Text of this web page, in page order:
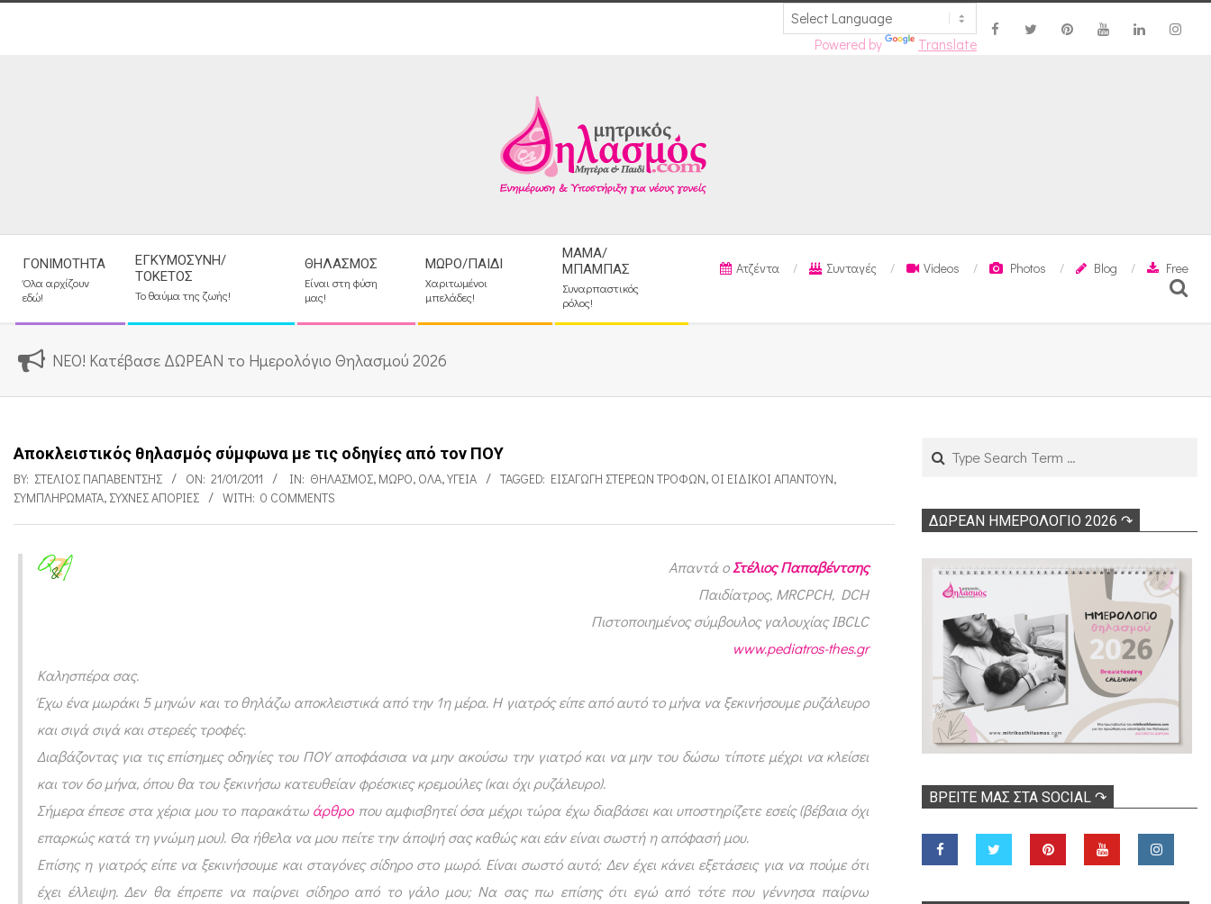
Powered by Translate
Navigation
Menu
ΓΟΝΙΜΌΤΗΤΑ
Όλα αρχίζουν
εδώ!
ΕΓΚΥΜΟΣΎΝΗ/
ΤΟΚΕΤΌΣ
Το θαύμα της ζωής!
ΘΗΛΑΣΜΌΣ
Είναι στη φύση
μας!
ΜΩΡΌ/ΠΑΙΔΊ
Χαριτωμένοι
μπελάδες!
ΜΑΜΆ/
ΜΠΑΜΠΆΣ
Συναρπαστικός
ρόλος!
Ατζέντα Συνταγές Videos Photos Blog
Free
Search
ΝΕΟ! Κατέβασε ΔΩΡΕΑΝ το Ημερολόγιο Θηλασμού 2026
Αποκλειστικός θηλασμός σύμφωνα με τις οδηγίες από τον ΠΟΥ
BY: ΣΤΈΛΙΟΣ ΠΑΠΑΒΈΝΤΣΗΣ ON: 21/01/2011 IN: ΘΗΛΑΣΜΌΣ, ΜΩΡΌ, ΌΛΑ,ΥΓΕΊΑ TAGGED: ΕΙΣΑΓΩΓΉ ΣΤΈΡΕΩΝ ΤΡΟΦΏΝ, ΟΙ ΕΙΔΙΚΟΊ ΑΠΑΝΤΟΎΝ,
ΣΥΜΠΛΗΡΏΜΑΤΑ, ΣΥΧΝΈΣ ΑΠΟΡΊΕΣ WITH: 0 COMMENTS
Απαντά οΣτέλιος Παπαβέντσης
Παιδίατρος, MRCPCH, DCH
Πιστοποιημένος σύμβουλος γαλουχίας IBCLC
www.pediatros-thes.gr
Καλησπέρα σας.
Έχω ένα μωράκι 5 μηνών και το θηλάζω αποκλειστικά από την 1η μέρα. Η γιατρός είπε από αυτό το μήνα να ξεκινήσουμε ρυζάλευρο
και σιγά σιγά και στερεές τροφές.
Διαβάζοντας για τις επίσημες οδηγίες του ΠΟΥ αποφάσισα να μην ακούσω την γιατρό και να μην του δώσω τίποτε μέχρι να κλείσει
και τον 6ο μήνα, όπου θα του ξεκινήσω κατευθείαν φρέσκιες κρεμούλες (και όχι ρυζάλευρο).
Σήμερα έπεσε στα χέρια μου το παρακάτω άρθροπου αμφισβητεί όσα μέχρι τώρα έχω διαβάσει και υποστηρίζετε εσείς (βέβαια όχι
επαρκώς κατά τη γνώμη μου). Θα ήθελα να μου πείτε την άποψή σας καθώς και εάν είναι σωστή η απόφασή μου.
Επίσης η γιατρός είπε να ξεκινήσουμε και σταγόνες σίδηρο στο μωρό. Είναι σωστό αυτό; Δεν έχει κάνει εξετάσεις για να πούμε ότι
έχει έλλειψη. Δεν θα έπρεπε να παίρνει σίδηρο από το γάλο μου; Να σας πω επίσης ότι εγώ από τότε που γέννησα παίρνω
Search
ΔΩΡΕΑΝ ΗΜΕΡΟΛΟΓΙΟ 2026 ↷
ΒΡΕΊΤΕ ΜΑΣ ΣΤΑ SOCIAL ↷